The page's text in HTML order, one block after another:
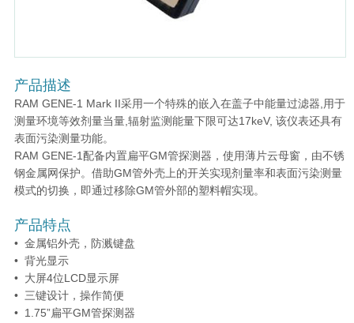
产品描述
RAM GENE-1 Mark II采用一个特殊的嵌入在盖子中能量过滤器,用于
测量环境等效剂量当量,辐射监测能量下限可达17keV, 该仪表还具有
表面污染测量功能。
RAM GENE-1配备内置扁平GM管探测器，使用薄片云母窗，由不锈
钢金属网保护。借助GM管外壳上的开关实现剂量率和表面污染测量
模式的切换，即通过移除GM管外部的塑料帽实现。
产品特点
• 金属铝外壳，防溅键盘
• 背光显示
• 大屏4位LCD显示屏
• 三键设计，操作简便
• 1.75”扁平GM管探测器